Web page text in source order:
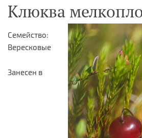
Клюква
Семейство:
Вересковые
Занесен в